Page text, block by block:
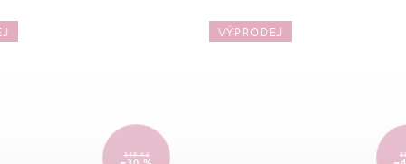
349 Kč
VÝPRODEJ